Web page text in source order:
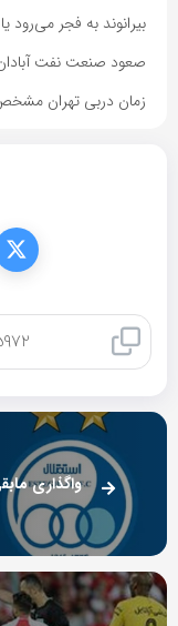
بیرانوند به فجر می‌رود
صعود صنعت نفت
زمان دربی تهران